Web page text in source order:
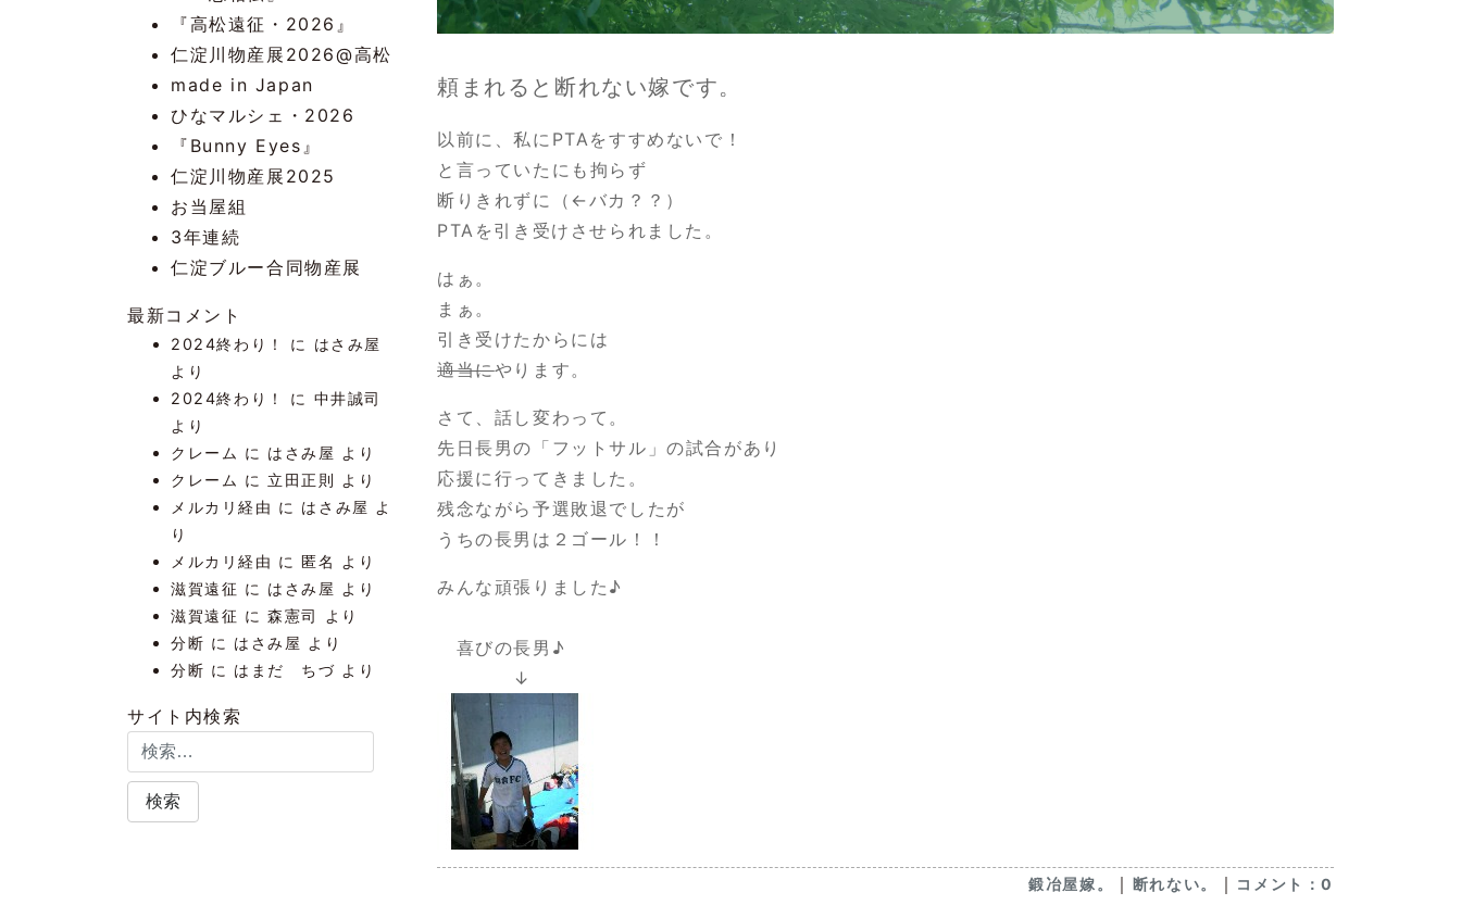
頼まれると断れない嫁です。
以前に、私にPTAをすすめないで！
と言っていたにも拘らず
断りきれずに（←バカ？？）
PTAを引き受けさせられました。
はぁ。
まぁ。
引き受けたからには
適当にやります。
さて、話し変わって。
先日長男の「フットサル」の試合があり
応援に行ってきました。
残念ながら予選敗退でしたが
うちの長男は２ゴール！！
みんな頑張りました♪
喜びの長男♪
↓
鍛冶屋嫁。 ｜ 断れない。 ｜ コメント：0
『高松遠征・2026』
仁淀川物産展2026@高松
made in Japan
ひなマルシェ・2026
『Bunny Eyes』
仁淀川物産展2025
お当屋組
3年連続
仁淀ブルー合同物産展
最新コメント
2024終わり！ に はさみ屋
より
2024終わり！
に 中井誠司
より
クレーム に はさみ屋 より
クレーム に 立田正則 より
メルカリ経由 に はさみ屋 よ
り
メルカリ経由 に匿名
より
滋賀遠征 に はさみ屋 より
滋賀遠征 に森憲司
より
分断 に はさみ屋 より
分断 に はまだ ちづ より
サイト内検索